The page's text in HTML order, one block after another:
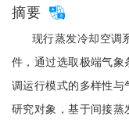
摘要
现行蒸发冷却空调
件，通过选取极端气
调运行模式的多样性
研究对象，基于间接